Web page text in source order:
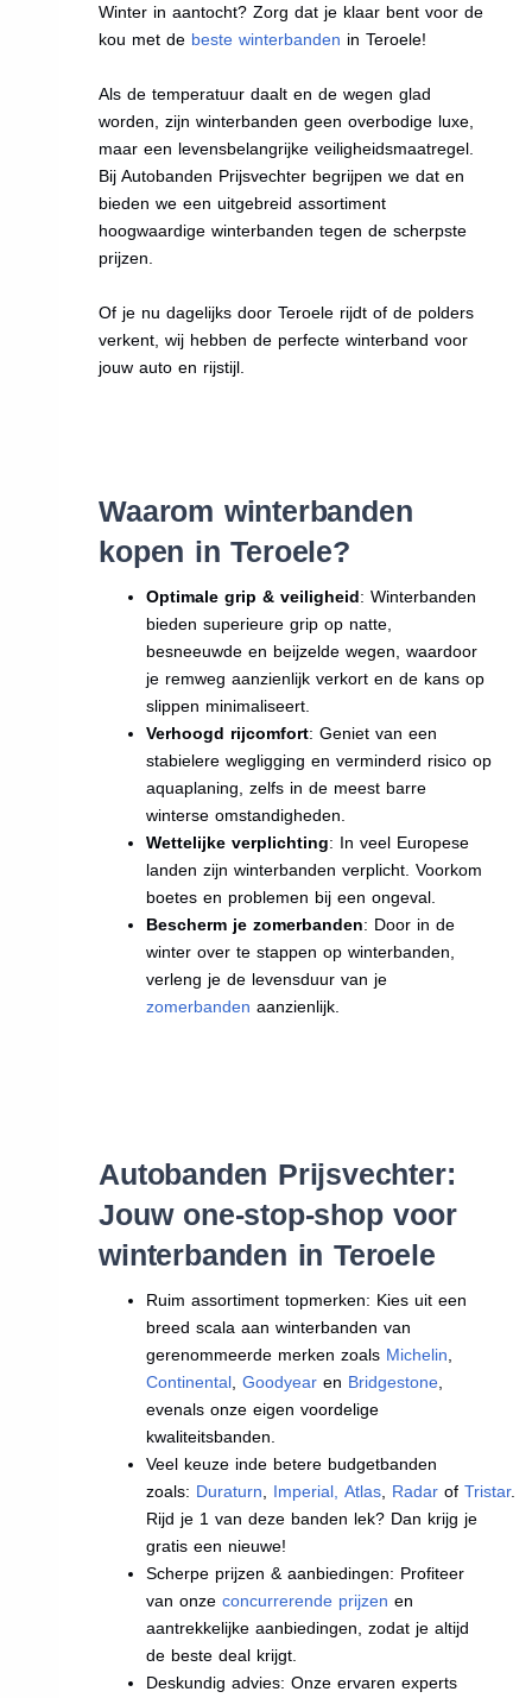
Winter in aantocht? Zorg dat je klaar bent voor de
kou met de beste winterbanden in Teroele!
Als de temperatuur daalt en de wegen glad
worden, zijn winterbanden geen overbodige luxe,
maar een levensbelangrijke veiligheidsmaatregel.
Bij Autobanden Prijsvechter begrijpen we dat en
bieden we een uitgebreid assortiment
hoogwaardige winterbanden tegen de scherpste
prijzen.
Of je nu dagelijks door Teroele rijdt of de polders
verkent, wij hebben de perfecte winterband voor
jouw auto en rijstijl.
Waarom winterbanden
kopen in Teroele?
Optimale grip & veiligheid: Winterbanden
bieden superieure grip op natte,
besneeuwde en beijzelde wegen, waardoor
je remweg aanzienlijk verkort en de kans op
slippen minimaliseert.
Verhoogd rijcomfort: Geniet van een
stabielere wegligging en verminderd risico op
aquaplaning, zelfs in de meest barre
winterse omstandigheden.
Wettelijke verplichting: In veel Europese
landen zijn winterbanden verplicht. Voorkom
boetes en problemen bij een ongeval.
Bescherm je zomerbanden: Door in de
winter over te stappen op winterbanden,
verleng je de levensduur van je
zomerbanden aanzienlijk.
Autobanden Prijsvechter:
Jouw one-stop-shop voor
winterbanden in Teroele
Ruim assortiment topmerken: Kies uit een
breed scala aan winterbanden van
gerenommeerde merken zoals Michelin
Continental ,Goodyear en Bridgestone
evenals onze eigen voordelige
kwaliteitsbanden.
Veel keuze inde betere budgetbanden
zoals: Duraturn Imperial Atlas Radar ofTristar.
Rijd je 1 van deze banden lek? Dan krijg je
gratis een nieuwe!
Scherpe prijzen & aanbiedingen: Profiteer
van onzeconcurrerende prijzen en
aantrekkelijke aanbiedingen, zodat je altijd
de beste deal krijgt.
Deskundig advies: Onze ervaren experts